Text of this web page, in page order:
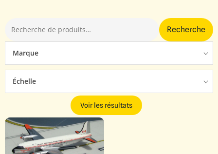
Recherche
Marque
Échelle
Voir les résultats